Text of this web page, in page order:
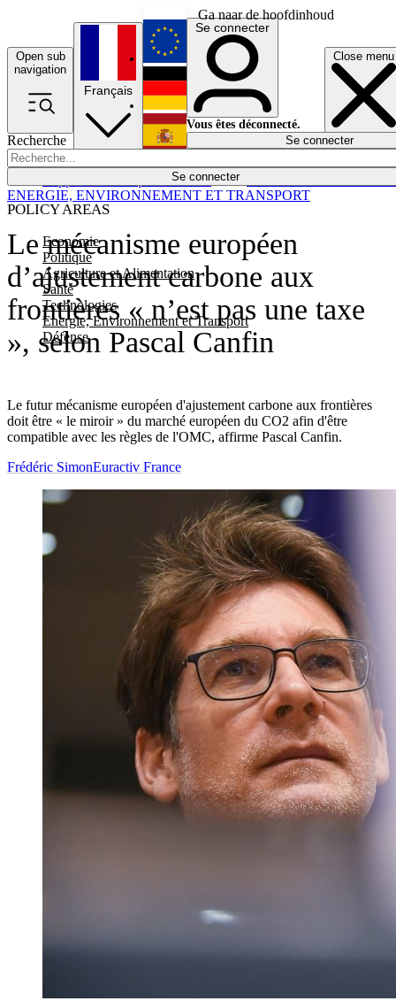
Ga naar de hoofdinhoud
Open sub
navigation
Close menu
Recherche
Se connecter
POLICY AREAS
Economie
Politique
Agriculture et Alimentation
Santé
Technologies
Energie, Environnement et Transport
Défense
Économie
Français
English
Deutsch
Español
Se connecter
Vous êtes déconnecté.
Se connecter
Le mécanisme européen
d’ajustement carbone aux
frontières « n’est pas une taxe
», selon Pascal Canfin
Le futur mécanisme européen d'ajustement carbone aux frontières
doit être « le miroir » du marché européen du CO2 afin d'être
compatible avec les règles de l'OMC, affirme Pascal Canfin.
ENERGIE, ENVIRONNEMENT ET TRANSPORT
Frédéric SimonEuractiv France